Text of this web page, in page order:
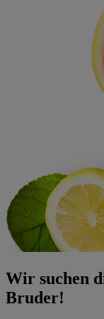
Wir suchen
Bruder!